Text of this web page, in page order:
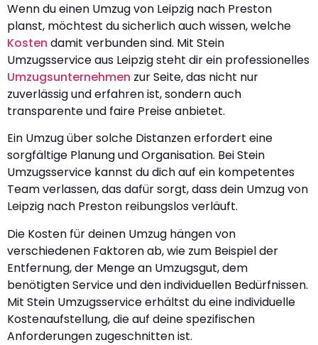
Wenn du einen Umzug von Leipzig nach Preston
planst, möchtest du sicherlich auch wissen, welche
Kosten damit verbunden sind. Mit Stein
Umzugsservice aus Leipzig steht dir ein professionelles
Umzugsunternehmen zur Seite, das nicht nur
zuverlässig und erfahren ist, sondern auch
transparente und faire Preise anbietet.
Ein Umzug über solche Distanzen erfordert eine
sorgfältige Planung und Organisation. Bei Stein
Umzugsservice kannst du dich auf ein kompetentes
Team verlassen, das dafür sorgt, dass dein Umzug von
Leipzig nach Preston reibungslos verläuft.
Die Kosten für deinen Umzug hängen von
verschiedenen Faktoren ab, wie zum Beispiel der
Entfernung, der Menge an Umzugsgut, dem
benötigten Service und den individuellen Bedürfnissen.
Mit Stein Umzugsservice erhältst du eine individuelle
Kostenaufstellung, die auf deine spezifischen
Anforderungen zugeschnitten ist.